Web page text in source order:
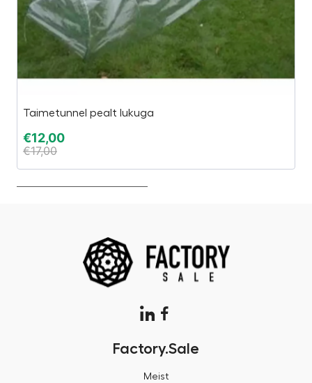
Taimetunnel pealt lukuga
€12,00
€17,00
Factory.Sale
Meist